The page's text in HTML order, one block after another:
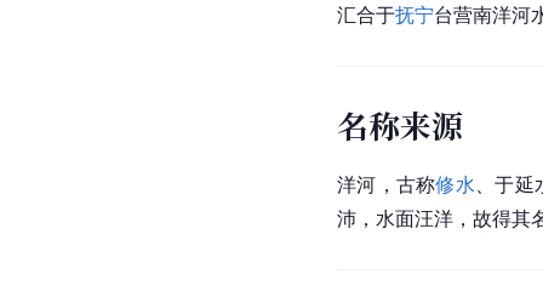
汇合于抚宁台营南洋河
名称来源
洋河，古称修水 、于
沛，水面汪洋，故得其